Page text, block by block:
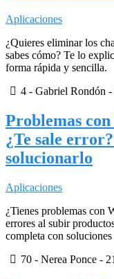
Aplicaciones
¿Quieres eliminar los
sabes cómo? Te lo
forma rápida y sencilla.
4 - Gabriel Rondón -
Problemas
¿Te sale
solucionarlo
Aplicaciones
¿Tienes problemas con
errores al subir
completa con soluciones
70 - Nerea Ponce -